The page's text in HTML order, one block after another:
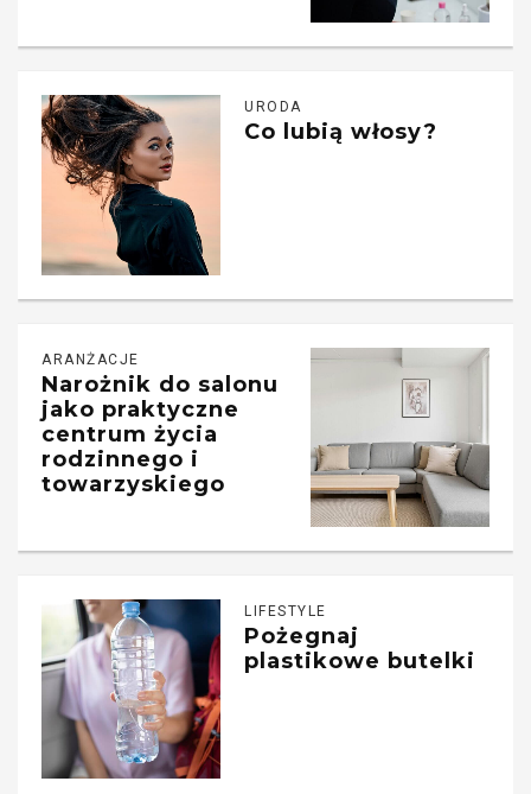
URODA
Co lubią włosy?
ARANŻACJE
Narożnik do salonu
jako praktyczne
centrum życia
rodzinnego i
towarzyskiego
LIFESTYLE
Pożegnaj
plastikowe butelki